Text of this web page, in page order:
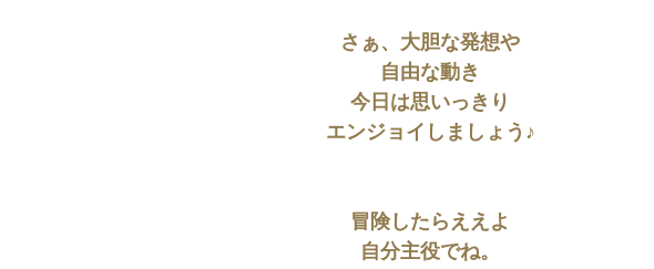
さぁ、大胆な発想や
自由な動き
今日は思いっきり
エンジョイしましょう♪
冒険したらええよ
自分主役でね。